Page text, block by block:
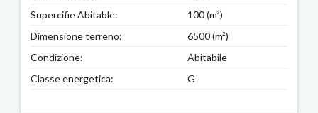
Supercifie Abitable:
100 (m²)
Dimensione terreno:
6500 (m²)
Condizione:
Abitabile
Classe energetica:
G